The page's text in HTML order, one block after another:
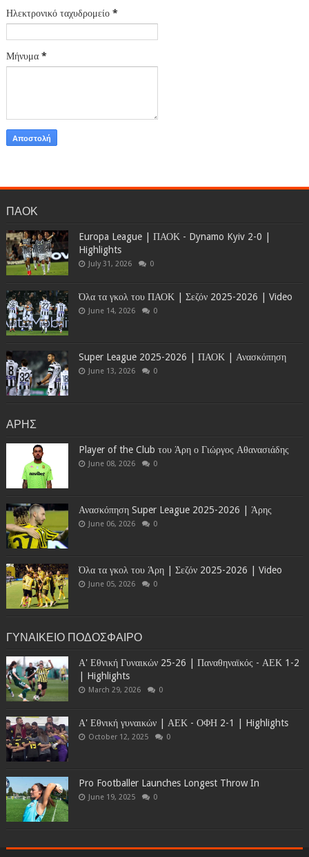
Ηλεκτρονικό ταχυδρομείο *
Μήνυμα *
ΠΑΟΚ
Europa League | ΠΑΟΚ - Dynamo Kyiv 2-0 |
Highlights
July 31, 2026 0
Όλα τα γκολ του ΠΑΟΚ | Σεζόν 2025-2026 | Video
June 14, 2026 0
Super League 2025-2026 | ΠΑΟΚ | Ανασκόπηση
June 13, 2026 0
ΑΡΗΣ
Player of the Club του Άρη ο Γιώργος Αθανασιάδης
June 08, 2026 0
Ανασκόπηση Super League 2025-2026 | Άρης
June 06, 2026 0
Όλα τα γκολ του Άρη | Σεζόν 2025-2026 | Video
June 05, 2026 0
ΓΥΝΑΙΚΕΙΟ ΠΟΔΟΣΦΑΙΡΟ
Α' Εθνική Γυναικών 25-26 | Παναθηναϊκός - ΑΕΚ 1-2
| Highlights
March 29, 2026 0
Α' Εθνική γυναικών | ΑΕΚ - ΟΦΗ 2-1 | Highlights
October 12, 2025 0
Pro Footballer Launches Longest Throw In
June 19, 2025 0